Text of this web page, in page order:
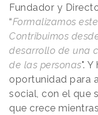
Fundador y
“Formalizamos
Contribuimos
desarrollo de una
de las personas".
oportunidad para
social, con el que
que crece